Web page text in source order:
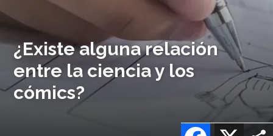
¿Existe alguna relación
entre la ciencia y los
cómics?
X
Facebook